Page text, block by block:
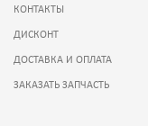
КОНТАКТЫ
ДИСКОНТ
ДОСТАВКА И ОПЛАТА
ЗАКАЗАТЬ ЗАПЧАСТЬ